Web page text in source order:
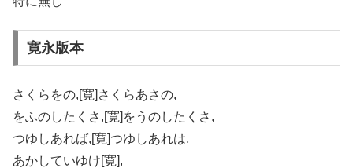
寛永版本
さくらをの,[寛]さくらあさの,
をふのしたくさ,[寛]をうのしたくさ,
つゆしあれば,[寛]つゆしあれは,
あかしていゆけ[寛],